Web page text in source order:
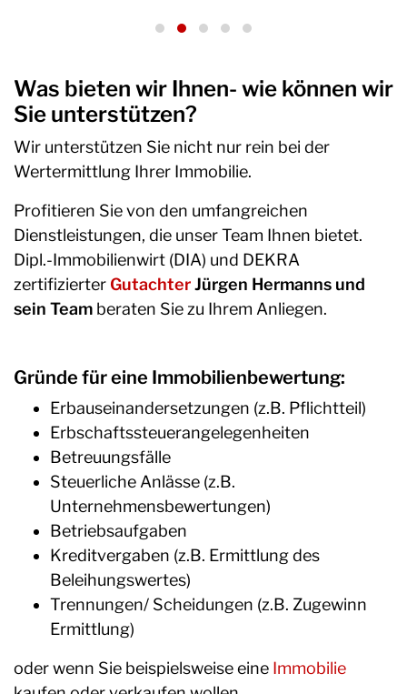
Was bieten wir Ihnen- wie können wir
Sie unterstützen?
Wir unterstützen Sie nicht nur rein bei der
Wertermittlung Ihrer Immobilie.
Profitieren Sie von den umfangreichen
Dienstleistungen, die unser Team Ihnen bietet.
Dipl.-Immobilienwirt (DIA) und DEKRA
zertifizierter GutachterJürgen Hermanns und
sein Team beraten Sie zu Ihrem Anliegen.
Gründe für eine Immobilienbewertung:
Erbauseinandersetzungen (z.B. Pflichtteil)
Erbschaftssteuerangelegenheiten
Betreuungsfälle
Steuerliche Anlässe (z.B.
Unternehmensbewertungen)
Betriebsaufgaben
Kreditvergaben (z.B. Ermittlung des
Beleihungswertes)
Trennungen/ Scheidungen (z.B. Zugewinn
Ermittlung)
oder wenn Sie beispielsweise eine Immobilie